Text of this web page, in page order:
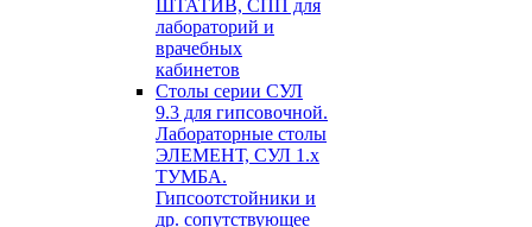
ШТАТИВ, СПП для
лабораторий и
врачебных
кабинетов
Столы серии СУЛ
9.3 для гипсовочной.
Лабораторные столы
ЭЛЕМЕНТ, СУЛ 1.х
ТУМБА.
Гипсоотстойники и
др. сопутствующее